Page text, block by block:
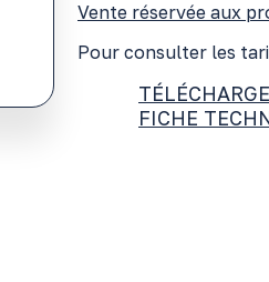
Vente réservée aux
Pour consulter les
FICHE